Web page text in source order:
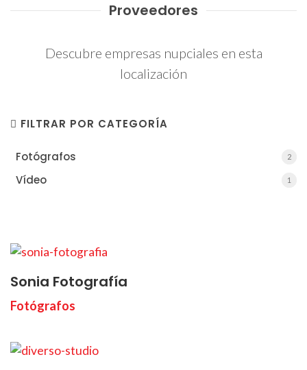
Proveedores
Descubre empresas nupciales en esta
localización
FILTRAR POR CATEGORÍA
Fotógrafos 2
2
Vídeo 11
Sonia Fotografía
Fotógrafos